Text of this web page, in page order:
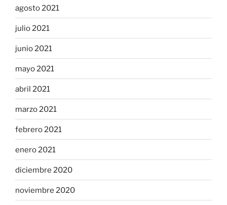
agosto 2021
julio 2021
junio 2021
mayo 2021
abril 2021
marzo 2021
febrero 2021
enero 2021
diciembre 2020
noviembre 2020